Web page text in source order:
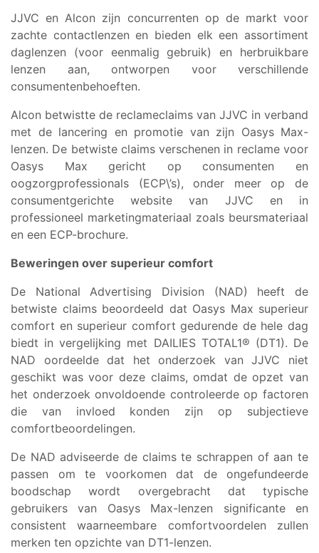
JJVC en Alcon zijn concurrenten op de markt voor
zachte contactlenzen en bieden elk een assortiment
daglenzen (voor eenmalig gebruik) en herbruikbare
lenzen aan, ontworpen voor verschillende
consumentenbehoeften.
Alcon betwistte de reclameclaims van JJVC in verband
met de lancering en promotie van zijn Oasys Max-
lenzen. De betwiste claims verschenen in reclame voor
Oasys Max gericht op consumenten en
oogzorgprofessionals (ECP\’s), onder meer op de
consumentgerichte website van JJVC en in
professioneel marketingmateriaal zoals beursmateriaal
en een ECP-brochure.
Beweringen over superieur comfort
De National Advertising Division (NAD) heeft de
betwiste claims beoordeeld dat Oasys Max superieur
comfort en superieur comfort gedurende de hele dag
biedt in vergelijking met DAILIES TOTAL1® (DT1). De
NAD oordeelde dat het onderzoek van JJVC niet
geschikt was voor deze claims, omdat de opzet van
het onderzoek onvoldoende controleerde op factoren
die van invloed konden zijn op subjectieve
comfortbeoordelingen.
De NAD adviseerde de claims te schrappen of aan te
passen om te voorkomen dat de ongefundeerde
boodschap wordt overgebracht dat typische
gebruikers van Oasys Max-lenzen significante en
consistent waarneembare comfortvoordelen zullen
merken ten opzichte van DT1-lenzen.